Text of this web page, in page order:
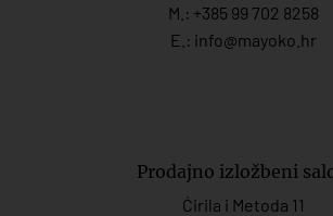
M.: +385 99 702 8258
E.: info@mayoko. hr
Prodajno izložbeni
Ćirila i Metoda 11